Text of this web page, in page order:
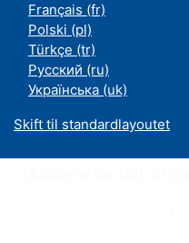
Français ‎(fr)‎
Polski ‎(pl)‎
Türkçe ‎(tr)‎
Русский ‎(ru)‎
Українська ‎(uk)‎
Skift til standardlayoutet